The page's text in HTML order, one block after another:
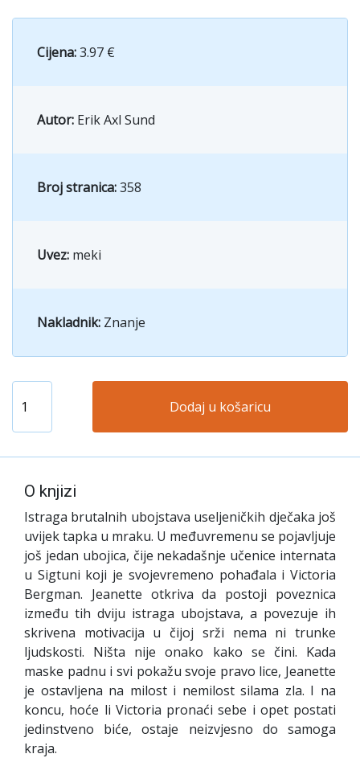
Cijena:3.97 €
Autor: Erik Axl Sund
Broj stranica:358
Uvez: meki
Nakladnik: Znanje
Dodaj u košaricu
O knjizi
Istraga brutalnih ubojstava useljeničkih dječaka još
uvijek tapka u mraku. U međuvremenu se pojavljuje
još jedan ubojica, čije nekadašnje učenice internata
u Sigtuni koji je svojevremeno pohađala i Victoria
Bergman. Jeanette otkriva da postoji poveznica
između tih dviju istraga ubojstava, a povezuje ih
skrivena motivacija u čijoj srži nema ni trunke
ljudskosti. Ništa nije onako kako se čini. Kada
maske padnu i svi pokažu svoje pravo lice, Jeanette
je ostavljena na milost i nemilost silama zla. I na
koncu, hoće li Victoria pronaći sebe i opet postati
jedinstveno biće, ostaje neizvjesno do samoga
kraja.